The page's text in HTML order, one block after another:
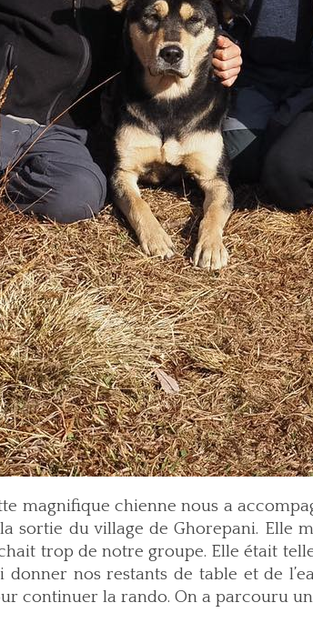
magnifique chienne nous a
la sortie du village de Ghorepani.
trop de notre groupe. Elle était
donner nos restants de table et de
continuer la rando. On a parcouru